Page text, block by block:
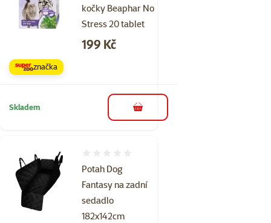
kočky Beaphar No
Stress 20 tablet
Cena
199 Kč
značka
Skladem do košíku
Potah Dog
Fantasy na zadní
sedadlo
182x142cm